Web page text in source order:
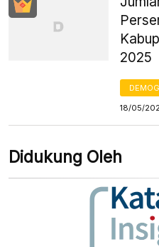
2025
18/05/
Didukung Oleh